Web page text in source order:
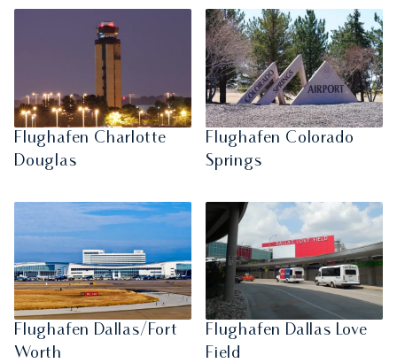
Flughafen Charlotte
Douglas
Flughafen Colorado
Springs
Flughafen Dallas/Fort
Worth
Flughafen Dallas Love
Field